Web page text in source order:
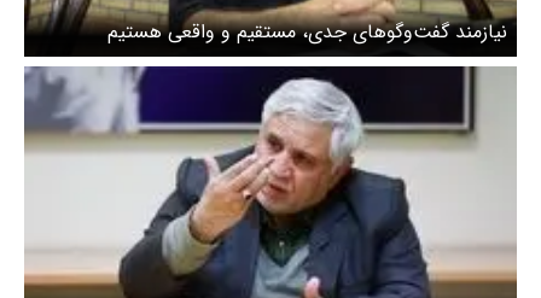
نیازمند گفت‌وگوهای جدی، مستقیم و واقعی هستیم